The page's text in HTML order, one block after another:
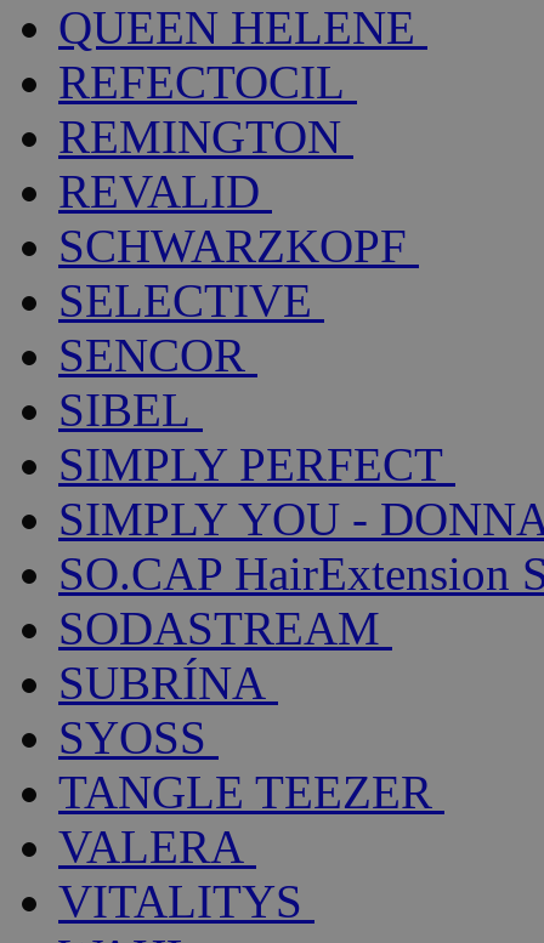
QUEEN HELENE
REFECTOCIL
REMINGTON
REVALID
SCHWARZKOPF
SELECTIVE
SENCOR
SIBEL
SIMPLY PERFECT
SIMPLY YOU -
SO.CAP HairExtension
SODASTREAM
SUBRÍNA
SYOSS
TANGLE TEEZER
VALERA
VITALITYS